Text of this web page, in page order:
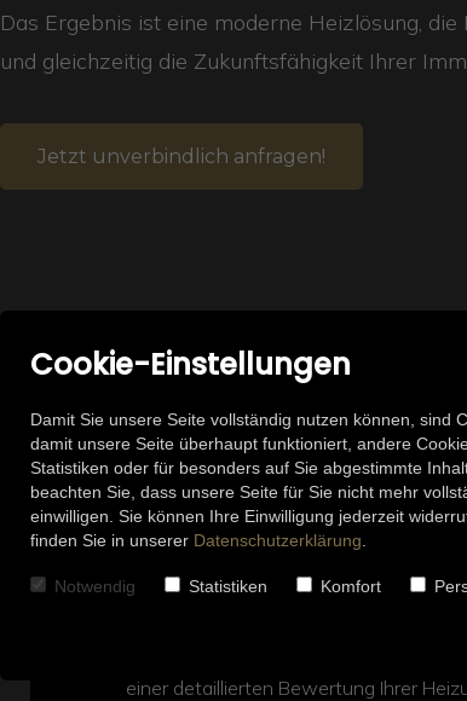
Das Ergebnis ist eine moderne Heizlösung,
und gleichzeitig die Zukunftsfähigkeit Ihrer
Jetzt unverbindlich anfragen!
Passt eine
Ihrem
Viele Hausbesitzer fragen sich, ob ihr
einer detaillierten Bewertung Ihrer
Cookie-Einstellungen
Damit Sie unsere Seite vollständig nutzen können, sind
damit unsere Seite überhaupt funktioniert, andere
Statistiken oder für besonders auf Sie abgestimmte
beachten Sie, dass unsere Seite für Sie nicht mehr
einwilligen. Sie können Ihre Einwilligung jederzeit
finden Sie in unserer Datenschutzerklärung
Notwendig Statistiken Komfort